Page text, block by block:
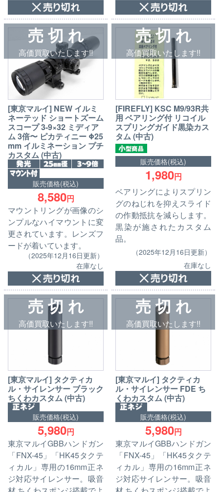
売 切 れ
高価買取いたします!!
[東京マルイ] NEW イルミ
ネーテッド ショートズーム
スコープ 3-9×32 ミディア
ム 3倍〜 ピカティニー Φ25
mm イルミネーション プチ
カスタム (中古)
販売価格(税込)
8,580円
マウントリングが画像のシ
ンプルなハイマウントに変
更されています。レンズフ
ードが着いています。
（2025年12月16日更新）
在庫なし
売 切 れ
高価買取いたします!!
[FIREFLY] KSC M9/93R共
用 ベアリング付 リコイル
スプリングガイド黒染カス
タム (中古)
販売価格(税込)
1,980円
ベアリングによりスプリン
グのねじれを抑えスライド
の作動抵抗を減らします。
黒染が施されたカスタム
品。
（2025年12月16日更新）
在庫なし
売 切 れ
高価買取いたします!!
[東京マルイ] タクティカ
ル・サイレンサー ブラック
ちくわカスタム (中古)
販売価格(税込)
5,980円
東京マルイGBBハンドガン
「FNX-45」「HK45タクテ
ィカル」専用の16mm正ネ
ジ対応サイレンサー。吸音
売 切 れ
高価買取いたします!!
[東京マルイ] タクティカ
ル・サイレンサー FDE ち
くわカスタム (中古)
販売価格(税込)
5,980円
東京マルイGBBハンドガン
「FNX-45」「HK45タクテ
ィカル」専用の16mm正ネ
ジ対応サイレンサー。吸音